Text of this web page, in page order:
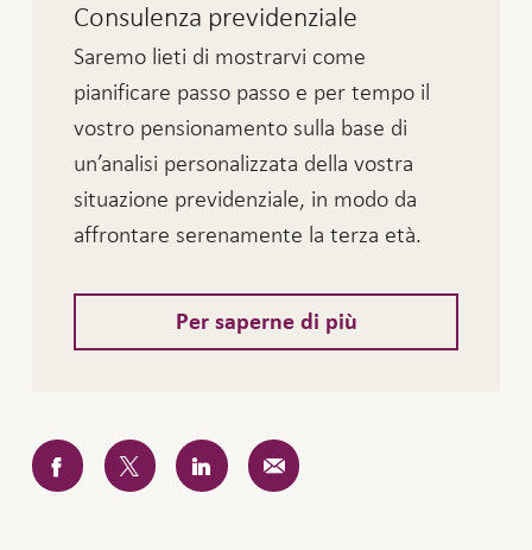
Consulenza previdenziale
Saremo lieti di mostrarvi come
pianificare passo passo e per tempo il
vostro pensionamento sulla base di
un’analisi personalizzata della vostra
situazione previdenziale, in modo da
affrontare serenamente la terza età.
Per saperne di più